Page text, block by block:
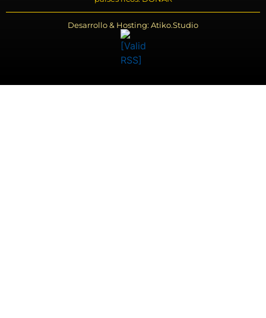
Desarrollo & Hosting: Atiko.Studio